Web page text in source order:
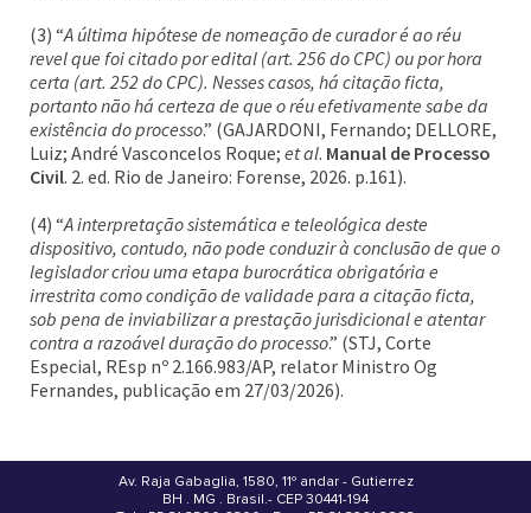
(3) “A última hipótese de nomeação de curador é ao réu
revel que foi citado por edital (art. 256 do CPC) ou por hora
certa (art. 252 do CPC). Nesses casos, há citação ficta,
portanto não há certeza de que o réu efetivamente sabe da
existência do processo.” (GAJARDONI, Fernando; DELLORE,
Luiz; André Vasconcelos Roque; et al. Manual de Processo
Civil. 2. ed. Rio de Janeiro: Forense, 2026. p.161).
(4) “A interpretação sistemática e teleológica deste
dispositivo, contudo, não pode conduzir à conclusão de que o
legislador criou uma etapa burocrática obrigatória e
irrestrita como condição de validade para a citação ficta,
sob pena de inviabilizar a prestação jurisdicional e atentar
contra a razoável duração do processo.” (STJ, Corte
Especial, REsp nº 2.166.983/AP, relator Ministro Og
Fernandes, publicação em 27/03/2026).
Av. Raja Gabaglia, 1580, 11º andar - Gutierrez
.
BH . MG . Brasil - CEP 30441-194